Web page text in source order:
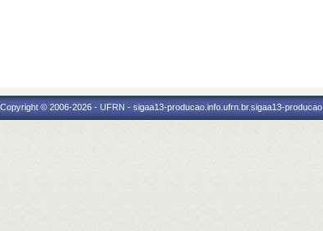
© 2006-2026 - UFRN - sigaa13-producao.info.ufrn.br.sigaa13-producao